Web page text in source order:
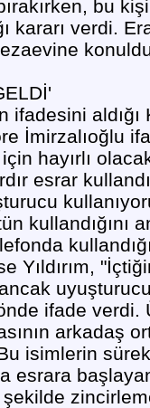
bu
kararı verdi.
ifadesini
İmirzalıoğlu
hayırlı
esrar
Yıldırım,
ifade
arkadaş
isimlerin
esrara